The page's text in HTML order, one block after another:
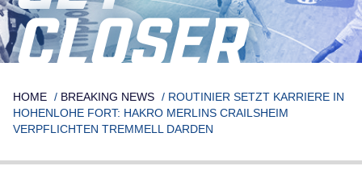
CLOSER
HOME / BREAKING NEWS / ROUTINIER SETZT KARRIERE IN
HOHENLOHE FORT: HAKRO MERLINS CRAILSHEIM
VERPFLICHTEN TREMMELL DARDEN